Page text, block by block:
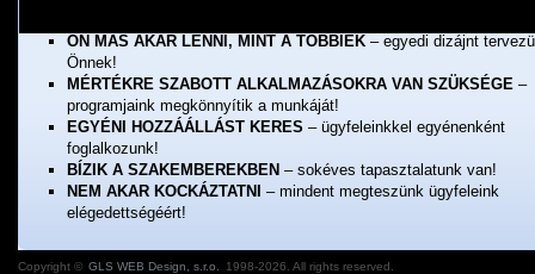
ÖN MÁS AKAR LENNI, MINT A TÖBBIEK – egyedi dizájnt
Önnek!
MÉRTÉKRE SZABOTT ALKALMAZÁSOKRA VAN SZÜKSÉGE –
programjaink megkönnyítik a munkáját!
EGYÉNI HOZZÁÁLLÁST KERES – ügyfeleinkkel egyénenként
foglalkozunk!
BÍZIK A SZAKEMBEREKBEN – sokéves tapasztalatunk van!
NEM AKAR KOCKÁZTATNI
– mindent megteszünk ügyfeleink
elégedettségéért!
Copyright © GLS WEB Design, s.r.o. 1998-2026. All rights reserved.